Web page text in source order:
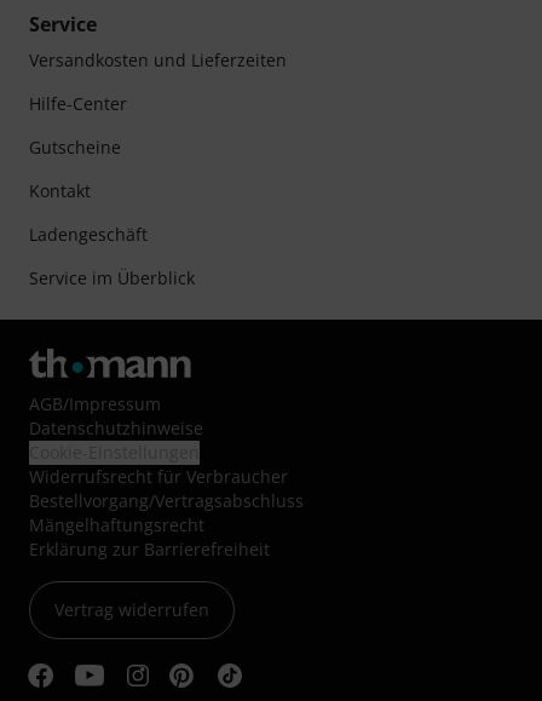
Service
Versandkosten und Lieferzeiten
Hilfe-Center
Gutscheine
Kontakt
Ladengeschäft
Service im Überblick
AGB/Impressum
Datenschutzhinweise
Widerrufsrecht für Verbraucher
Bestellvorgang/Vertragsabschluss
Mängelhaftungsrecht
Erklärung zur Barrierefreiheit
Vertrag widerrufen